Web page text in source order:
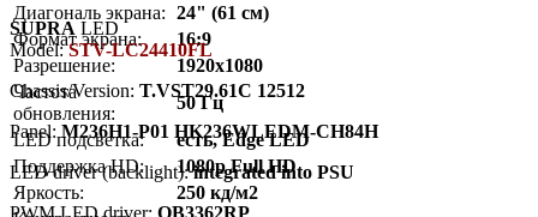
Диагональ экрана: 24" (61 см)
Формат экрана:
16:9
Разрешение:
1920x1080
Частота
обновления:
50 Гц
LED подсветка:
есть, Edge LED
Поддержка HD:
1080p Full HD
Яркость:
250 кд/м2
SUPRA LED
Model:STV-LC24410FL
Chassis/Version: T.VST29.61C 12512
Panel: M236H1-P01 HK236WLEDM-CH84H
LED driver (backlight):integrated into PSU
PWM LED driver: OB3362RP